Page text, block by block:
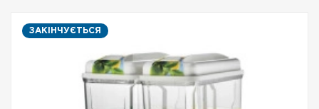
ЗАКІНЧУЄТЬСЯ